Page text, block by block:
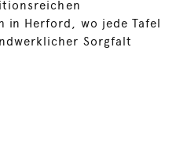
in Herford, wo jede Tafel
Sorgfalt